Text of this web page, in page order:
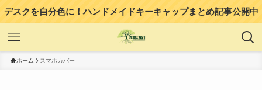
デスクを自分色に！ハンドメイドキーキャップまとめ記事公開中
ホーム スマホカバー